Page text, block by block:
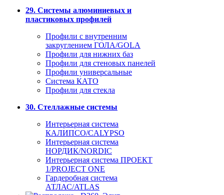
29. Системы алюминиевых и
пластиковых профилей
Профили с внутренним
закруглением ГОЛА/GOLA
Профили для нижних баз
Профили для стеновых панелей
Профили универсальные
Система КАТО
Профили для стекла
30. Стеллажные системы
Интерьерная система
КАЛИПСО/CALYPSO
Интерьерная система
НОРДИК/NORDIC
Интерьерная система ПРОЕКТ
1/PROJECT ONE
Гардеробная система
АТЛАС/ATLAS